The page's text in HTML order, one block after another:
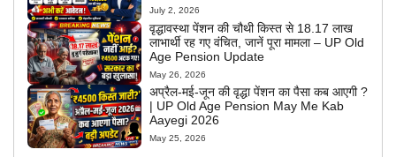
July 2, 2026
वृद्धावस्था पेंशन की चौथी किस्त से 18.17 लाख
लाभार्थी रह गए वंचित, जानें पूरा मामला – UP Old
Age Pension Update
May 26, 2026
अप्रैल-मई-जून की वृद्धा पेंशन का पैसा कब आएगी ?
| UP Old Age Pension May Me Kab
Aayegi 2026
May 25, 2026